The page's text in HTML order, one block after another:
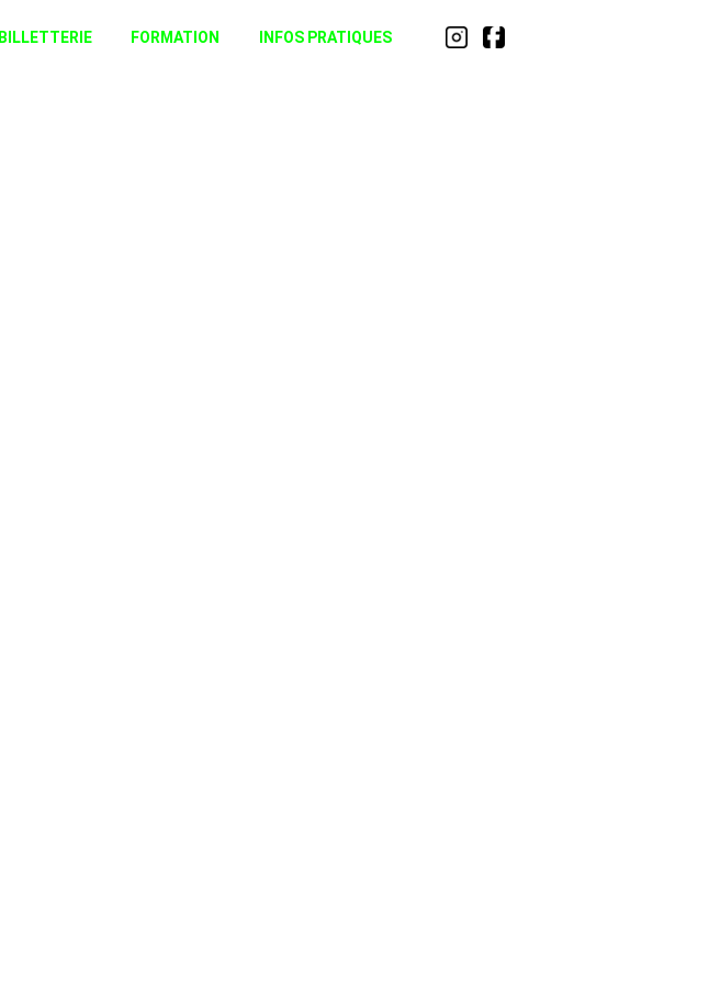
BILLETTERIE FORMATION INFOS PRATIQUES